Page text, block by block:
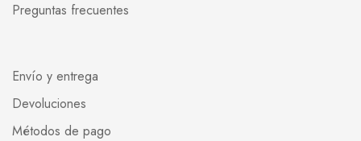
Preguntas frecuentes
Envío y entrega
Devoluciones
Métodos de pago